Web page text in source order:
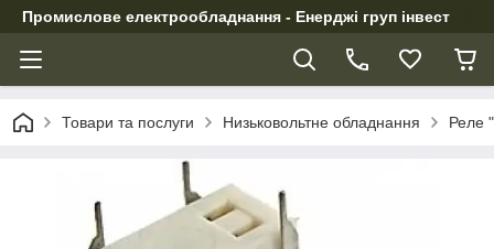
Промислове електрообладнання - Енерджі груп інвест
Товари та послуги Низьковольтне обладнання Реле